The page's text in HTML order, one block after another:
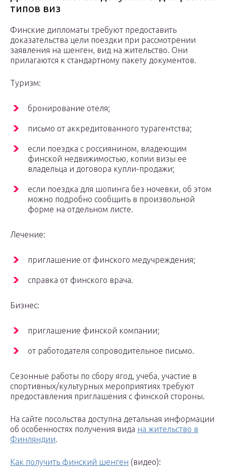
типов виз
Финские дипломаты требуют предоставить
доказательства цели поездки при рассмотрении
заявления на шенген, вид на жительство. Они
прилагаются к стандартному пакету документов.
Туризм:
бронирование отеля;
письмо от аккредитованного турагентства;
если поездка с россиянином, владеющим
финской недвижимостью, копии визы ее
владельца и договора купли-продажи;
если поездка для шопинга без ночевки, об этом
можно подробно сообщить в произвольной
форме на отдельном листе.
Лечение:
приглашение от финского медучреждения;
справка от финского врача.
Бизнес:
приглашение финской компании;
от работодателя сопроводительное письмо.
Сезонные работы по сбору ягод, учеба, участие в
спортивных/культурных мероприятиях требуют
предоставления приглашения с финской стороны.
На сайте посольства доступна детальная информации
об особенностях получения вида на жительство в
Финляндии.
Как получить финский шенген (видео):